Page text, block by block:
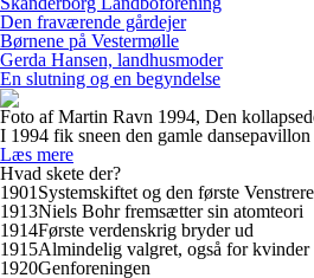
Den fraværende gårdejer
Børnene på Vestermølle
Gerda Hansen, landhusmoder
En slutning og en begyndelse
Foto af Martin Ravn 1994, Den
I 1994 fik sneen den gamle
Læs mere
Hvad skete der?
1901 Systemskiftet og den første
1913Niels Bohr fremsætter sin atomteori
1914Første verdenskrig bryder ud
1915Almindelig valgret, også for kvinder
1920Genforeningen